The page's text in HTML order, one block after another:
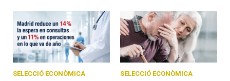
SELECCIÓ ECONÒMICA SELECCIÓ ECONÒMICA